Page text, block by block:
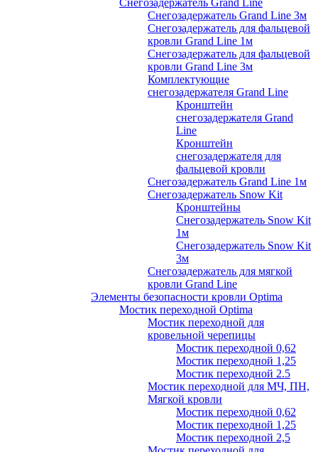
Снегозадержатель Grand Line
Снегозадержатель Grand Line 3м
Снегозадержатель для фальцевой
кровли Grand Line 1м
Снегозадержатель для фальцевой
кровли Grand Line 3м
Комплектующие
снегозадержателя Grand Line
Кронштейн
снегозадержателя Grand
Line
Кронштейн
снегозадержателя для
фальцевой кровли
Снегозадержатель Grand Line 1м
Снегозадержатель Snow Kit
Кронштейны
Снегозадержатель Snow Kit
1м
Снегозадержатель Snow Kit
3м
Снегозадержатель для мягкой
кровли Grand Line
Элементы безопасности кровли Optima
Мостик переходной Optima
Мостик переходной для
кровельной черепицы
Мостик переходной 0,62
Мостик переходной 1,25
Мостик переходной 2.5
Мостик переходной для МЧ, ПН,
Мягкой кровли
Мостик переходной 0,62
Мостик переходной 1,25
Мостик переходной 2,5